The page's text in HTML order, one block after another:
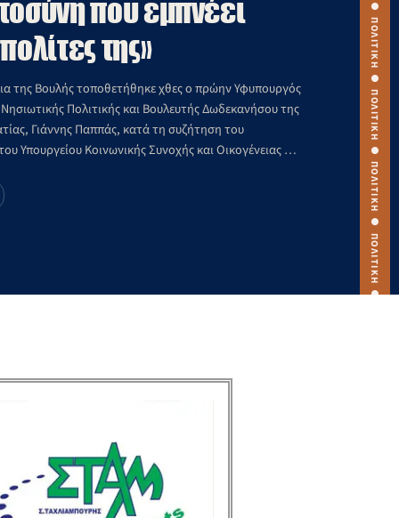
που εμπνέει
της»
της Βουλής τοποθετήθηκε χθες ο πρώην Υφυπουργός
Νησιωτικής Πολιτικής και Βουλευτής Δωδεκανήσου της
Γιάννης Παππάς, κατά τη συζήτηση του
Υπουργείου Κοινωνικής Συνοχής και Οικογένειας με
για άτομα με αναπηρία, ρυθμίσεις στεγαστικής
διατάξεις».
ΠΟΛΙΤΙΚΗ ● ΠΟΛΙΤΙΚΗ ● ΠΟΛΙΤΙΚΗ ● ΠΟΛΙΤΙΚΗ ● ΠΟΛΙΤΙΚΗ ● ΠΟΛΙΤΙΚΗ ● ΠΟΛΙΤΙΚΗ ● ΠΟΛΙΤΙΚΗ ● ΠΟΛΙΤΙΚΗ ● ΠΟΛΙΤΙΚΗ ●